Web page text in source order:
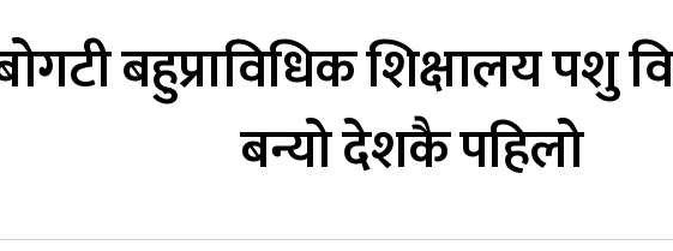
बहुप्राविधिक शिक्षालय पशु
बन्यो देशकै पहिलो